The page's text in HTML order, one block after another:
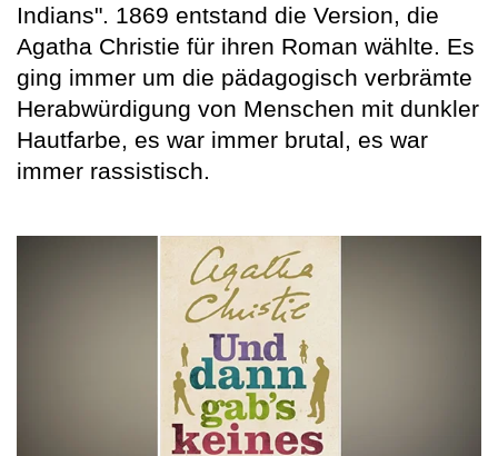
Indians". 1869 entstand die Version, die
Agatha Christie für ihren Roman wählte. Es
ging immer um die pädagogisch verbrämte
Herabwürdigung von Menschen mit dunkler
Hautfarbe, es war immer brutal, es war
immer rassistisch.